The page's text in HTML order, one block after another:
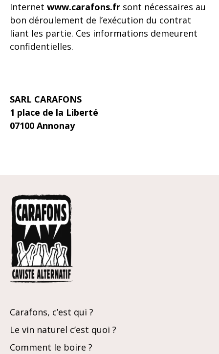
Internet www.carafons.fr sont nécessaires au
bon déroulement de l’exécution du contrat
liant les partie. Ces informations demeurent
confidentielles.
SARL CARAFONS
1 place de la Liberté
07100 Annonay
Carafons, c’est qui ?
Le vin naturel c’est quoi ?
Comment le boire ?